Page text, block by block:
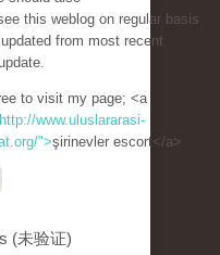
this weblog on regular basis
from most recent
to visit my page; <a
http://www.uluslararasi-
">şirinevler escort</a>
(未验证)